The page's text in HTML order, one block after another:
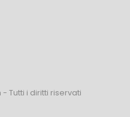
Tutti i diritti riservati